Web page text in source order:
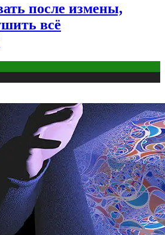
после измены,
всё